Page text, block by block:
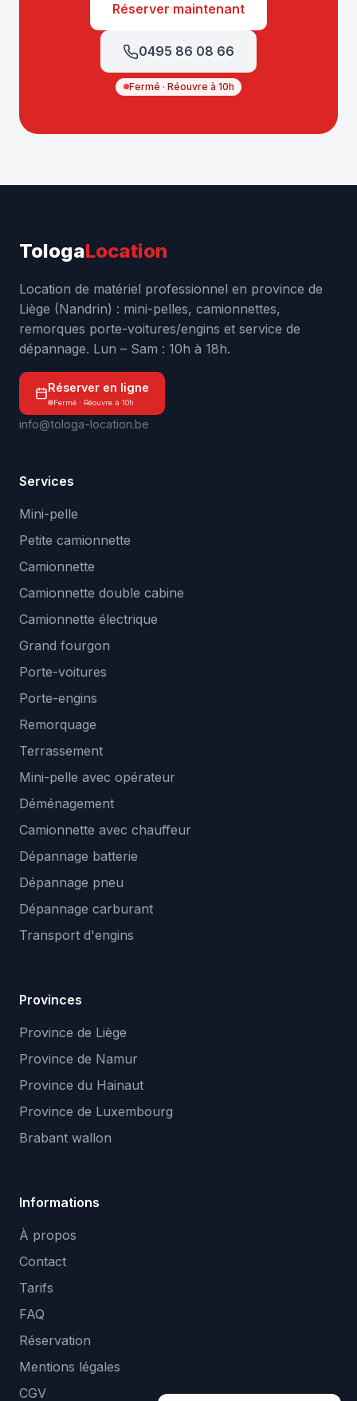
Réserver maintenant
0495 86 08 66
Fermé · Réouvre à 10h
TologaLocation
Location de matériel professionnel en province de
Liège (Nandrin) : mini-pelles, camionnettes,
remorques porte-voitures/engins et service de
dépannage. Lun – Sam : 10h à 18h.
Réserver en ligne
Fermé · Réouvre à 10h
info@tologa-location.be
Services
Mini-pelle
Petite camionnette
Camionnette
Camionnette double cabine
Camionnette électrique
Grand fourgon
Porte-voitures
Porte-engins
Remorquage
Terrassement
Mini-pelle avec opérateur
Déménagement
Camionnette avec chauffeur
Dépannage batterie
Dépannage pneu
Dépannage carburant
Transport d'engins
Provinces
Province de Liège
Province de Namur
Province du Hainaut
Province de Luxembourg
Brabant wallon
Informations
À propos
Contact
Tarifs
FAQ
Réservation
Mentions légales
CGV